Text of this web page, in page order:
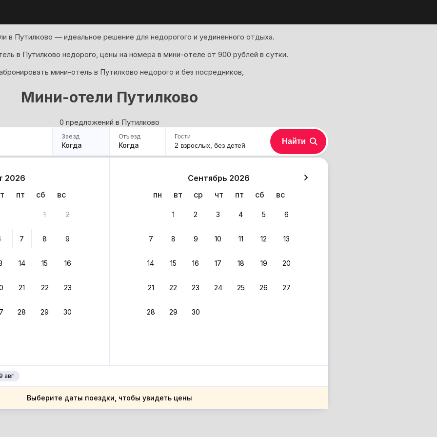
в Путилково — идеальное решение для недорогого и уединенного отдыха.
в Путилково недорого, цены на номера в мини-отеле от 900 рублей в сутки.
мини-отель в Путилково недорого и без посредников,
Мини-отели Путилково
0 предложений в Путилково
Заезд
Когда
Отъезд
Когда
2026
пт сб вс
1 2
7 8 9
14 15 16
21 22 23
28 29 30
Сентябрь 2026
пн
вт ср чт пт сб вс
1 2 3 4 5 6
7 8 9 10 11 12 13
14 15 16 17 18 19 20
21 22 23 24 25 26 27
28 29 30
авг
Выберите даты поездки, чтобы увидеть цены
Гости
2 взрослых, без детей Найти
вариант из результатов поиска не соответствует заданным фильтрам.
область